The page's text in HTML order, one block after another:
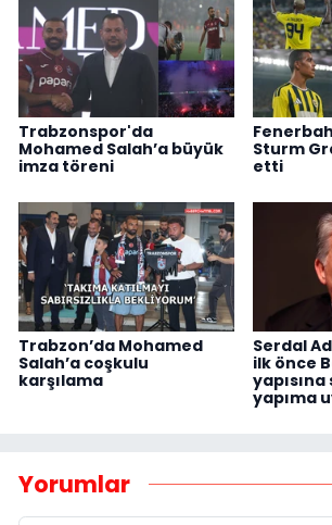
Trabzonspor'da
Mohamed Salah’a büyük
imza töreni
Sturm
etti
Trabzon’da Mohamed
Salah’a coşkulu
karşılama
Serdal
ilk önce
yapıma
Yorumlar